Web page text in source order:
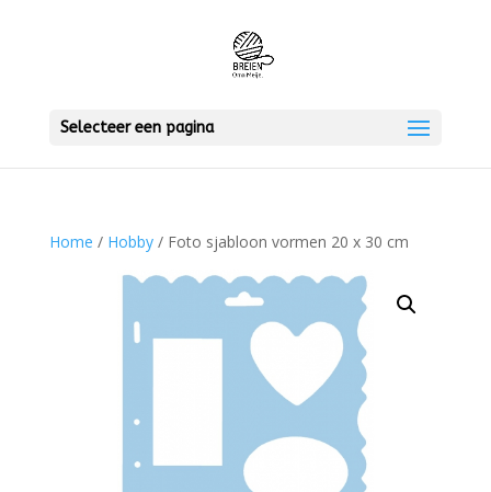
Selecteer een pagina
Home / Hobby/ Foto sjabloon vormen 20 x 30 cm